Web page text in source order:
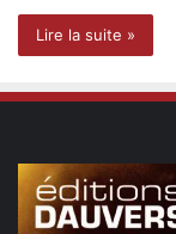
Lire la suite »